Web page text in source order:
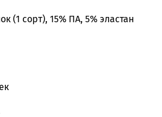
(1 сорт), 15% ПА, 5% эластан